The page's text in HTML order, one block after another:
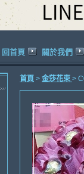
回首頁 關於我們
首頁 > 金莎花束 >